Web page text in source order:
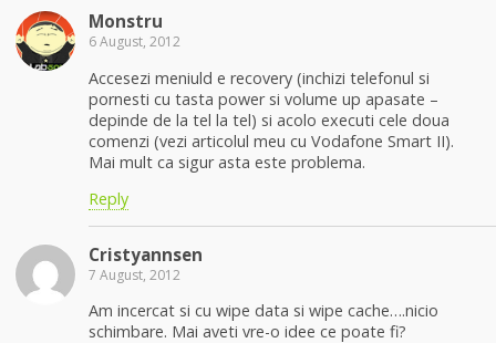
Monstru
6 August, 2012
Accesezi meniuld e recovery (inchizi telefonul si
pornesti cu tasta power si volume up apasate –
depinde de la tel la tel) si acolo executi cele doua
comenzi (vezi articolul meu cu Vodafone Smart II).
Mai mult ca sigur asta este problema.
Reply
Cristyannsen
7 August, 2012
Am incercat si cu wipe data si wipe cache….nicio
schimbare. Mai aveti vre-o idee ce poate fi?